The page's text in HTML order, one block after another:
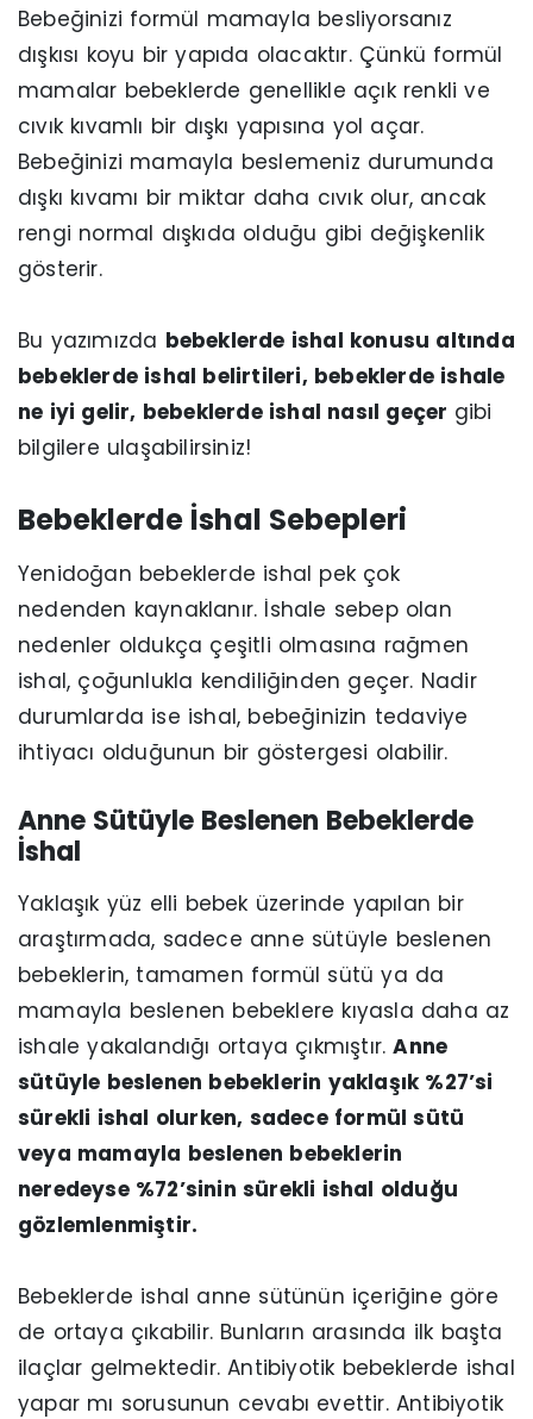
Bebeğinizi formül mamayla besliyorsanız
dışkısı koyu bir yapıda olacaktır. Çünkü formül
mamalar bebeklerde genellikle açık renkli ve
cıvık kıvamlı bir dışkı yapısına yol açar.
Bebeğinizi mamayla beslemeniz durumunda
dışkı kıvamı bir miktar daha cıvık olur, ancak
rengi normal dışkıda olduğu gibi değişkenlik
gösterir.
Bu yazımızda bebeklerde ishal konusu altında
bebeklerde ishal belirtileri, bebeklerde ishale
ne iyi gelir, bebeklerde ishal nasıl geçer gibi
bilgilere ulaşabilirsiniz!
Bebeklerde İshal Sebepleri
Yenidoğan bebeklerde ishal pek çok
nedenden kaynaklanır. İshale sebep olan
nedenler oldukça çeşitli olmasına rağmen
ishal, çoğunlukla kendiliğinden geçer. Nadir
durumlarda ise ishal, bebeğinizin tedaviye
ihtiyacı olduğunun bir göstergesi olabilir.
Anne Sütüyle Beslenen Bebeklerde
İshal
Yaklaşık yüz elli bebek üzerinde yapılan bir
araştırmada, sadece anne sütüyle beslenen
bebeklerin, tamamen formül sütü ya da
mamayla beslenen bebeklere kıyasla daha az
ishale yakalandığı ortaya çıkmıştır.Anne
sütüyle beslenen bebeklerin yaklaşık %27’si
sürekli ishal olurken, sadece formül sütü
veya mamayla beslenen bebeklerin
neredeyse %72’sinin sürekli ishal olduğu
gözlemlenmiştir.
Bebeklerde ishal anne sütünün içeriğine göre
de ortaya çıkabilir. Bunların arasında ilk başta
ilaçlar gelmektedir. Antibiyotik bebeklerde ishal
yapar mı sorusunun cevabı evettir. Antibiyotik